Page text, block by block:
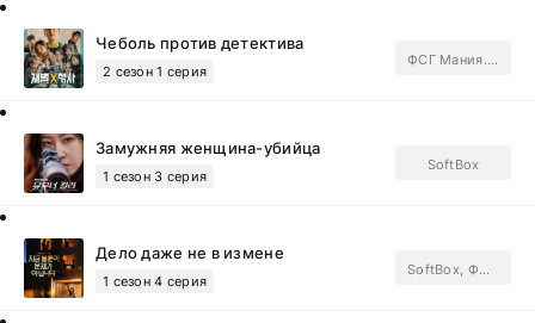
Чеболь против детектива
2 сезон 1 серия
ФСГ Мания.Subtitles
Замужняя женщина-убийца
1 сезон 3 серия
SoftBox
Дело даже не в измене
1 сезон 4 серия
SoftBox, ФСГ Мания.Subtitles